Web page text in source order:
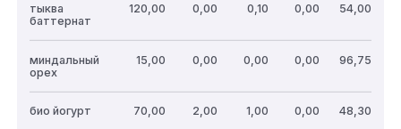
тыква
баттернат
120,00 0,00 0,10 0,00 54,00
миндальный
орех
15,00 0,00 0,00 0,00 96,75
био йогурт 70,00 2,00 1,00 0,00 48,30